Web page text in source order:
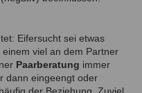
Eifersucht sei etwas
viel an dem Partner
Paarberatung immer
dann eingeengt oder